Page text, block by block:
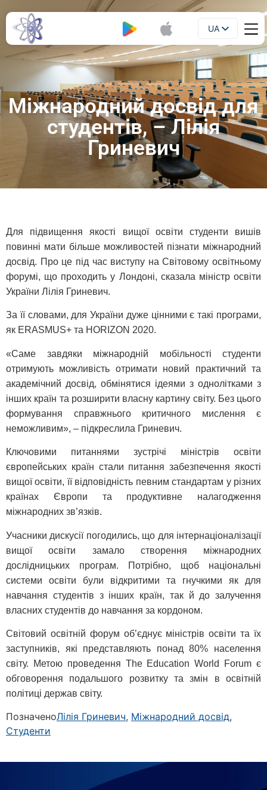
UA
EN
Міжнародний досвід для
студентів, – Лілія
Гриневич
Для підвищення якості вищої освіти студенти вишів
повинні мати більше можливостей пізнати міжнародний
досвід. Про це під час виступу на Світовому освітньому
форумі, що проходить у Лондоні, сказала міністр освіти
України Лілія Гриневич.
За її словами, для України дуже цінними є такі програми,
як ERASMUS+ та HORIZON 2020.
«Саме завдяки міжнародній мобільності студенти
отримують можливість отримати новий практичний та
академічний досвід, обмінятися ідеями з однолітками з
інших країн та розширити власну картину світу. Без цього
формування справжнього критичного мислення є
неможливим», – підкреслила Гриневич.
Ключовими питаннями зустрічі міністрів освіти
європейських країн стали питання забезпечення якості
вищої освіти, її відповідність певним стандартам у різних
країнах Європи та продуктивне налагодження
міжнародних зв’язків.
Учасники дискусії погодились, що для інтернаціоналізації
вищої освіти замало створення міжнародних
дослідницьких програм. Потрібно, щоб національні
системи освіти були відкритими та гнучкими як для
навчання студентів з інших країн, так й до залучення
власних студентів до навчання за кордоном.
Світовий освітній форум об’єднує міністрів освіти та їх
заступників, які представляють понад 80% населення
світу. Метою проведення The Education World Forum є
обговорення подальшого розвитку та змін в освітній
політиці держав світу.
ПозначеноЛілія Гриневич, Міжнародний досвід,
Студенти